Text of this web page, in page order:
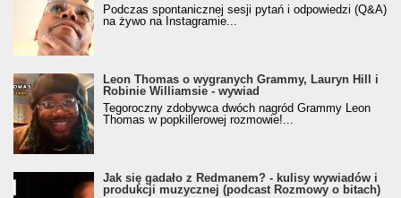
Podczas spontanicznej sesji pytań i odpowiedzi (Q&A)
na żywo na Instagramie...
Leon Thomas o wygranych Grammy, Lauryn Hill i
Robinie Williamsie - wywiad
Tegoroczny zdobywca dwóch nagród Grammy Leon
Thomas w popkillerowej rozmowie!...
Jak się gadało z Redmanem? - kulisy wywiadów i
produkcji muzycznej (podcast Rozmowy o bitach)